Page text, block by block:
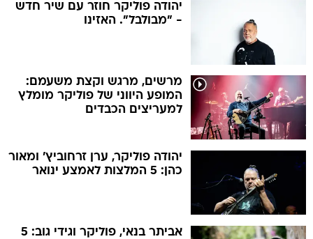
יהודה פוליקר חוזר עם שיר חדש
- "מבולבל". האזינו
מרשים, מרגש וקצת משעמם:
המופע היווני של פוליקר מומלץ
למעריצים הכבדים
יהודה פוליקר, ערן זרחוביץ' ומאור
כהן: 5 המלצות לאמצע ינואר
אביתר בנאי, פוליקר וגידי גוב: 5